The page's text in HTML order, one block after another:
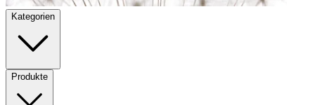
Kategorien
Produkte